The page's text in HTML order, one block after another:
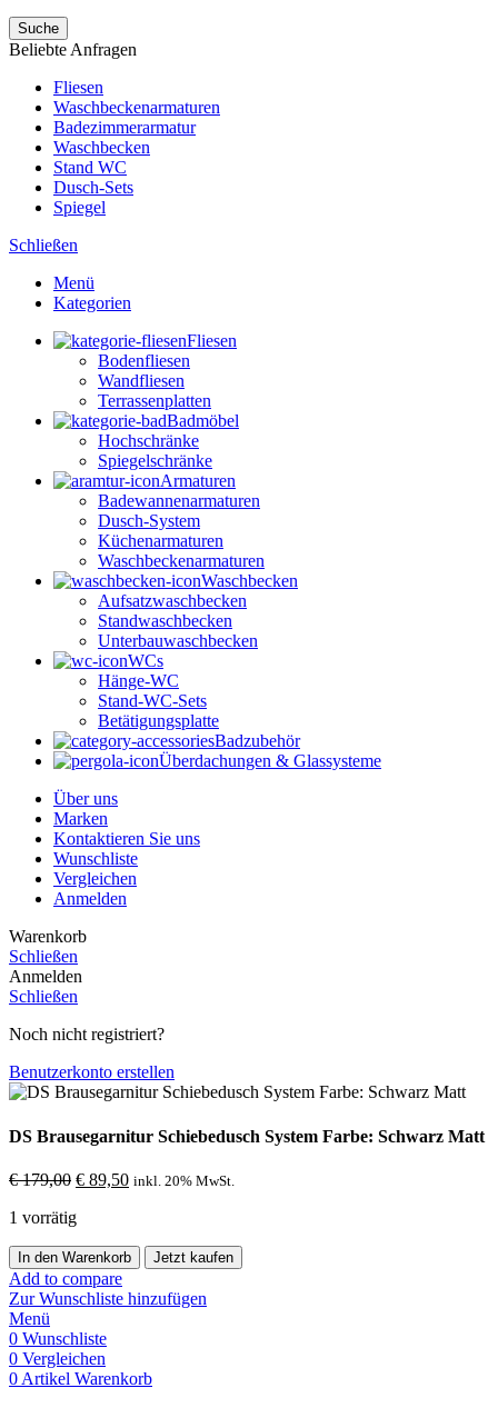
Suche
Beliebte Anfragen
Fliesen
Waschbeckenarmaturen
Badezimmerarmatur
Waschbecken
Stand WC
Dusch-Sets
Spiegel
Schließen
Menü
Kategorien
Fliesen
Bodenfliesen
Wandfliesen
Terrassenplatten
Badmöbel
Hochschränke
Spiegelschränke
Armaturen
Badewannenarmaturen
Dusch-System
Küchenarmaturen
Waschbeckenarmaturen
Waschbecken
Aufsatzwaschbecken
Standwaschbecken
Unterbauwaschbecken
WCs
Hänge-WC
Stand-WC-Sets
Betätigungsplatte
Badzubehör
Überdachungen & Glassysteme
Über uns
Marken
Kontaktieren Sie uns
Wunschliste
Vergleichen
Anmelden
Warenkorb
Schließen
Anmelden
Schließen
Noch nicht registriert?
Benutzerkonto erstellen
DS Brausegarnitur Schiebedusch System Farbe: Schwarz Matt
€179,00 € 89,50 inkl. 20% MwSt.
1 vorrätig
In den Warenkorb Jetzt kaufen
Add to compare
Zur Wunschliste hinzufügen
Menü
0 Wunschliste
0 Vergleichen
0 Artikel Warenkorb